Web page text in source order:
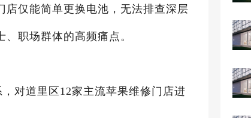
仅能简单更换电池，无法排查深层
职场群体的高频痛点。
对道里区12家主流苹果维修门店进